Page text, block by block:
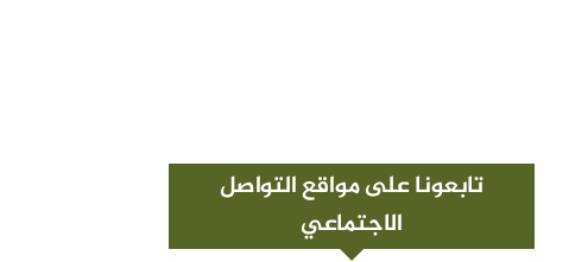
تابعونا على مواقع التواصل
الاجتماعي